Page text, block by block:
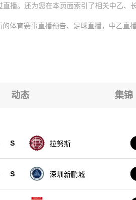
播。还为您在本页面索引了相关中乙、
体育赛事直播预告、足球直播，中乙直播
动态 集锦
S 拉努斯
S 深圳新鹏城